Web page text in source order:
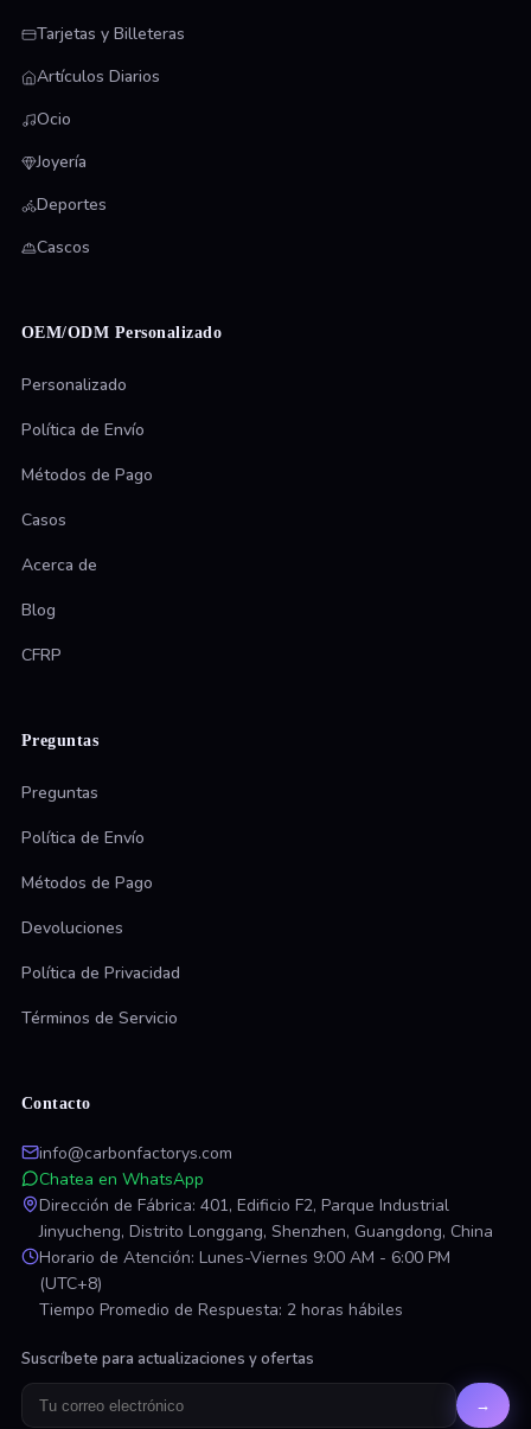
Tarjetas y Billeteras
Artículos Diarios
Ocio
Joyería
Deportes
Cascos
OEM/ODM Personalizado
Personalizado
Política de Envío
Métodos de Pago
Casos
Acerca de
Blog
CFRP
Preguntas
Preguntas
Política de Envío
Métodos de Pago
Devoluciones
Política de Privacidad
Términos de Servicio
Contacto
info@carbonfactorys.com
Chatea en WhatsApp
Dirección de Fábrica: 401, Edificio F2, Parque Industrial
Jinyucheng, Distrito Longgang, Shenzhen, Guangdong, China
Horario de Atención: Lunes-Viernes 9:00 AM - 6:00 PM
(UTC+8)
Tiempo Promedio de Respuesta: 2 horas hábiles
Suscríbete para actualizaciones y ofertas
→